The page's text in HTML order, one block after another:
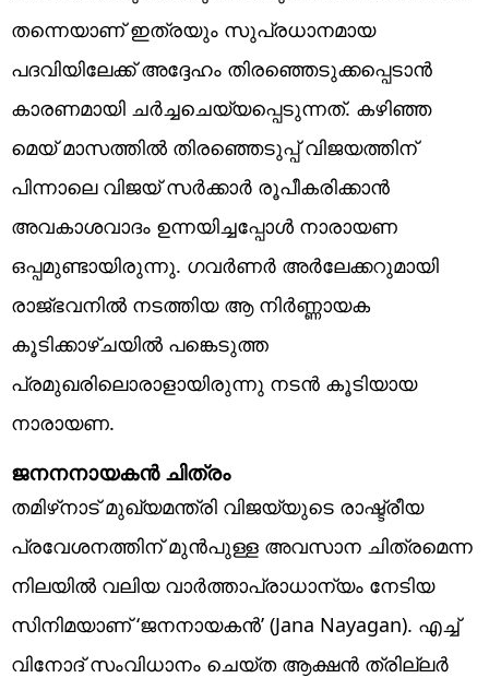
തന്നെയാണ് ഇത്രയും സുപ്രധാനമായ
പദവിയിലേക്ക് അദ്ദേഹം തിരഞ്ഞെടുക്കപ്പെടാൻ
കാരണമായി ചർച്ചചെയ്യപ്പെടുന്നത്. കഴിഞ്ഞ
മെയ് മാസത്തിൽ തിരഞ്ഞെടുപ്പ് വിജയത്തിന്
പിന്നാലെ വിജയ് സർക്കാർ രൂപീകരിക്കാൻ
അവകാശവാദം ഉന്നയിച്ചപ്പോൾ നാരായണ
ഒപ്പമുണ്ടായിരുന്നു. ഗവർണർ അർലേക്കറുമായി
രാജ്ഭവനിൽ നടത്തിയ ആ നിർണ്ണായക
കൂടിക്കാഴ്ചയിൽ പങ്കെടുത്ത
പ്രമുഖരിലൊരാളായിരുന്നു നടൻ കൂടിയായ
നാരായണ.
ജനനനായകൻ ചിത്രം
തമിഴ്‌നാട് മുഖ്യമന്ത്രി വിജയ്‌യുടെ രാഷ്ട്രീയ
പ്രവേശനത്തിന് മുൻപുള്ള അവസാന ചിത്രമെന്ന
നിലയിൽ വലിയ വാർത്താപ്രാധാന്യം നേടിയ
സിനിമയാണ് ‘ജനനായകൻ’ (Jana Nayagan). എച്ച്
വിനോദ് സംവിധാനം ചെയ്ത ആക്ഷൻ ത്രില്ലർ